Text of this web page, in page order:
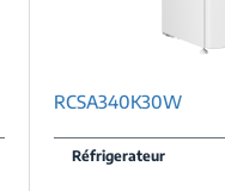
RCSA340K30W
Réfrigerateur